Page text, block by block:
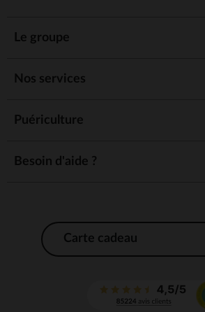
Le groupe
Nos services
Puériculture
Besoin d'aide ?
Carte cadeau